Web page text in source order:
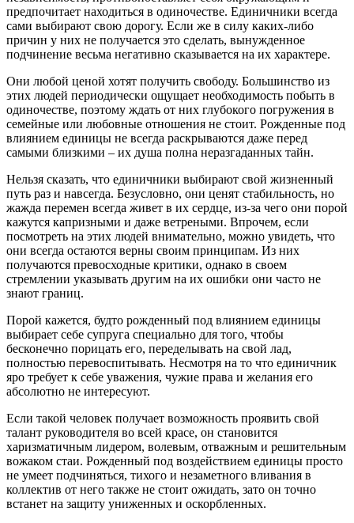
предпочитает находиться в одиночестве. Единичники всегда
сами выбирают свою дорогу. Если же в силу каких-либо
причин у них не получается это сделать, вынужденное
подчинение весьма негативно сказывается на их характере.
Они любой ценой хотят получить свободу. Большинство из
этих людей периодически ощущает необходимость побыть в
одиночестве, поэтому ждать от них глубокого погружения в
семейные или любовные отношения не стоит. Рожденные под
влиянием единицы не всегда раскрываются даже перед
самыми близкими – их душа полна неразгаданных тайн.
Нельзя сказать, что единичники выбирают свой жизненный
путь раз и навсегда. Безусловно, они ценят стабильность, но
жажда перемен всегда живет в их сердце, из-за чего они порой
кажутся капризными и даже ветреными. Впрочем, если
посмотреть на этих людей внимательно, можно увидеть, что
они всегда остаются верны своим принципам. Из них
получаются превосходные критики, однако в своем
стремлении указывать другим на их ошибки они часто не
знают границ.
Порой кажется, будто рожденный под влиянием единицы
выбирает себе супруга специально для того, чтобы
бесконечно порицать его, переделывать на свой лад,
полностью перевоспитывать. Несмотря на то что единичник
яро требует к себе уважения, чужие права и желания его
абсолютно не интересуют.
Если такой человек получает возможность проявить свой
талант руководителя во всей красе, он становится
харизматичным лидером, волевым, отважным и решительным
вожаком стаи. Рожденный под воздействием единицы просто
не умеет подчиняться, тихого и незаметного вливания в
коллектив от него также не стоит ожидать, зато он точно
встанет на защиту униженных и оскорбленных.